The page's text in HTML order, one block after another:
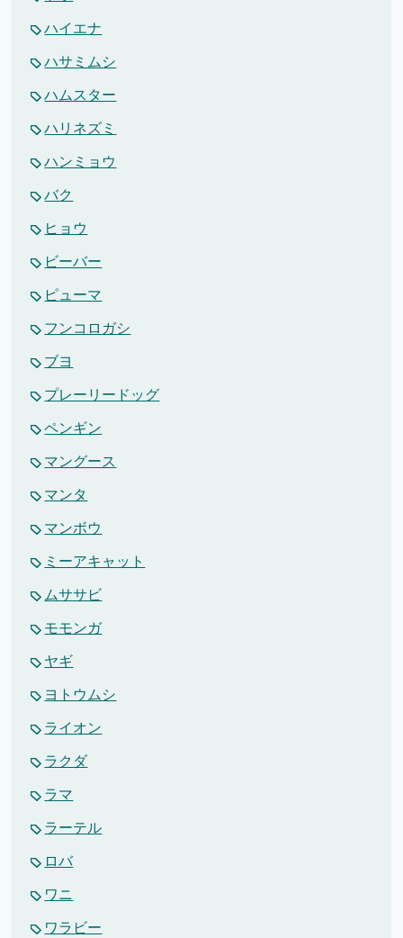
ハイエナ
ハサミムシ
ハムスター
ハリネズミ
ハンミョウ
バク
ヒョウ
ビーバー
ピューマ
フンコロガシ
ブヨ
プレーリードッグ
ペンギン
マングース
マンタ
マンボウ
ミーアキャット
ムササビ
モモンガ
ヤギ
ヨトウムシ
ライオン
ラクダ
ラマ
ラーテル
ロバ
ワニ
ワラビー